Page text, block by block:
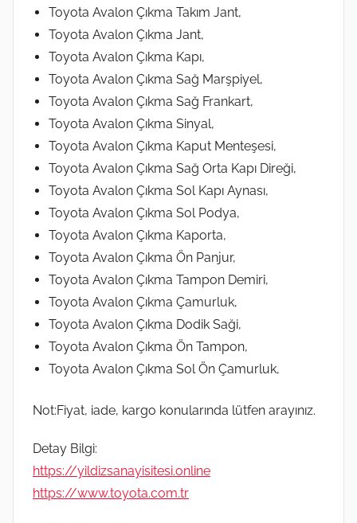
Toyota Avalon Çıkma Takım Jant,
Toyota Avalon Çıkma Jant,
Toyota Avalon Çıkma Kapı,
Toyota Avalon Çıkma Sağ Marşpiyel,
Toyota Avalon Çıkma Sağ Frankart,
Toyota Avalon Çıkma Sinyal,
Toyota Avalon Çıkma Kaput Menteşesi,
Toyota Avalon Çıkma Sağ Orta Kapı Direği,
Toyota Avalon Çıkma Sol Kapı Aynası,
Toyota Avalon Çıkma Sol Podya,
Toyota Avalon Çıkma Kaporta,
Toyota Avalon Çıkma Ön Panjur,
Toyota Avalon Çıkma Tampon Demiri,
Toyota Avalon Çıkma Çamurluk,
Toyota Avalon Çıkma Dodik Saği,
Toyota Avalon Çıkma Ön Tampon,
Toyota Avalon Çıkma Sol Ön Çamurluk,
Not:Fiyat, iade, kargo konularında lütfen arayınız.
Detay Bilgi:
https://yildizsanayisitesi.online
https://www.toyota.com.tr